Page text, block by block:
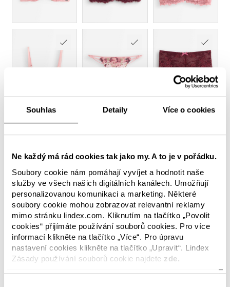
Souhlas Detaily Více o cookies
Ne každý má rád cookies tak jako my. A to je v pořádku.
Soubory cookie nám pomáhají vyvíjet a hodnotit naše
služby ve všech našich digitálních kanálech. Umožňují
personalizovanou komunikaci a marketing. Některé
soubory cookie mohou zobrazovat relevantní reklamy
mimo stránku lindex.com. Kliknutím na tlačítko „Povolit
cookies“ přijímáte používání souborů cookies. Pro více
informací klikněte na tlačítko „Více“. Pro úpravu
nastavení cookies klikněte na tlačítko „Upravit“. Lindex
Zásady používání souborů cookie najdete zde.